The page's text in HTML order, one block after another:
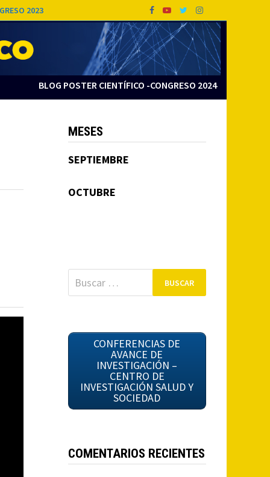
2023
BLOG POSTER CIENTÍFICO -CONGRESO 2024
MESES
SEPTIEMBRE
OCTUBRE
Buscar:
CONFERENCIAS DE
AVANCE DE
INVESTIGACIÓN –
CENTRO DE
INVESTIGACIÓN SALUD Y
SOCIEDAD
COMENTARIOS RECIENTES